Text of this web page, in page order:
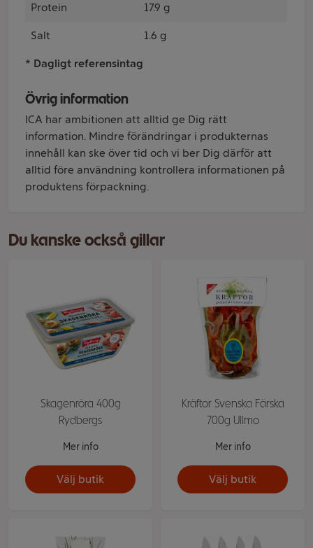
Protein 17.9 g
Salt 1.6 g
* Dagligt referensintag
Övrig information
ICA har ambitionen att alltid ge Dig rätt
information. Mindre förändringar i produkternas
innehåll kan ske över tid och vi ber Dig därför att
alltid före användning kontrollera informationen på
produktens förpackning.
Du kanske också gillar
Skagenröra 400g
Rydbergs
Mer info
Välj butik
Kräftor Svenska Färska
700g Ullmo
Mer info
Välj butik